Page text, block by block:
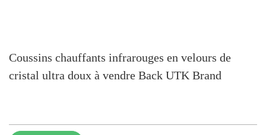
Coussins chauffants infrarouges en velours de
cristal ultra doux à vendre Back UTK Brand